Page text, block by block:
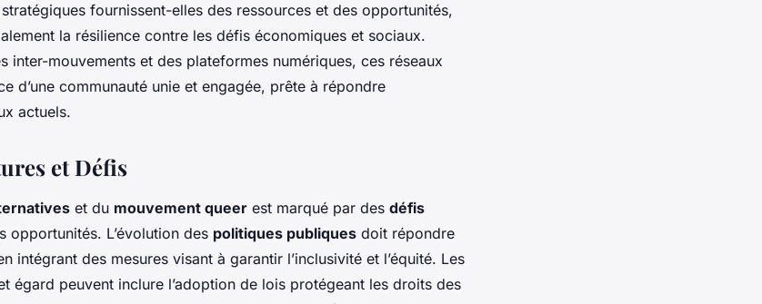
fournissent-elles des ressources et des opportunités,
la résilience contre les défis économiques et sociaux.
inter-mouvements et des plateformes numériques, ces réseaux
d’une communauté unie et engagée, prête à répondre
actuels.
et Défis
et du mouvement queer est marqué par des défis
opportunités. L’évolution des politiques publiques doit répondre
intégrant des mesures visant à garantir l’inclusivité et l’équité. Les
égard peuvent inclure l’adoption de lois protégeant les droits des